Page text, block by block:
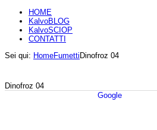
HOME
KalvoBLOG
KalvoSCIOP
CONTATTI
Sei qui: HomeFumettiDinofroz 04
Dinofroz 04
Google